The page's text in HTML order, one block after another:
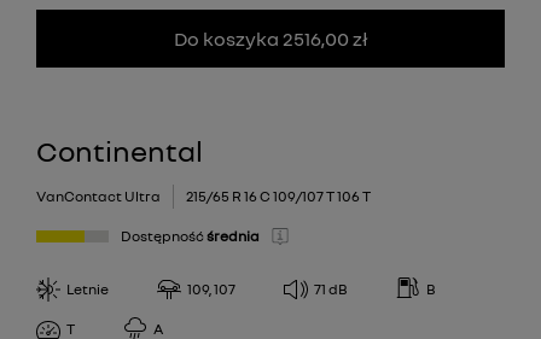
Do koszyka 2516,00 zł
Continental
VanContact Ultra 215/65 R 16 C 109/107 T 106 T
Dostępność średnia
Letnie 109, 107 71 dB B
T A